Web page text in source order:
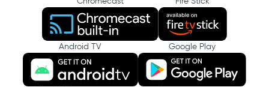
Android TV Google Play